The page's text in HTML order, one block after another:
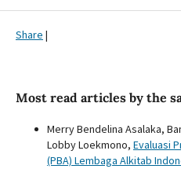
Share |
Most read articles by the
Merry Bendelina Asalaka,
Lobby Loekmono, Evaluasi
(PBA) Lembaga Alkitab